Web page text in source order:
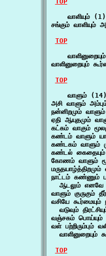
    வாளியும் (1)
சங்கும்
TOP
வாளினுறையும்
TOP
வாளும்
அசி வாளும்
நன்னிறமும்
ஏதி ஆயுதமும்
கட்கம் வாகும்
கண்டம் வாளும்
கண்டகம் வாளும்
கண்டல்
கோணம் வாளும்
நாட்டம் கண்ணும்
ஆடலும்
வாளும் குருகும்
வசியே கூர்மையும்
வடுவும்
வஞ்சகம்
வள் பற்றிரும்பும்
வாளினுறையும்
TOP